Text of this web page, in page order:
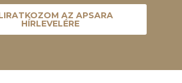
AZ APSARA
HÍRLEVELÉRE